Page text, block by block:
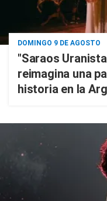
DOMINGO 9 DE AGOSTO
"Saraos
reimagina una
historia en la